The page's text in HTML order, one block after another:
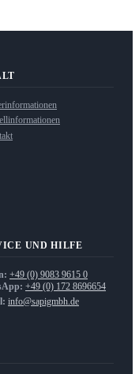
UND HILFE
+49 (0) 9083 9615 0
+49 (0) 172 8696654
info@sapigmbh.de